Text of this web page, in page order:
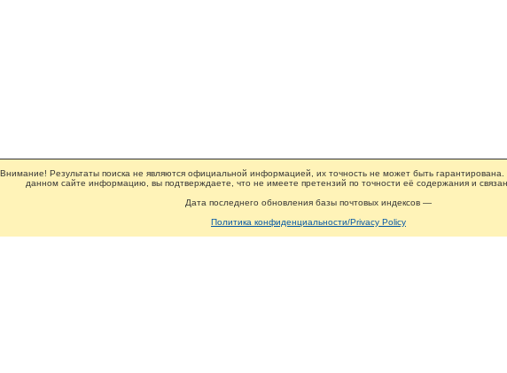
Внимание! Результаты поиска не являются официальной информацией, их точность не может быть гарантирована.
данном сайте информацию, вы подтверждаете, что не имеете претензий по точности её содержания и
Дата последнего обновления базы почтовых индексов —
Политика конфиденциальности/Privacy Policy